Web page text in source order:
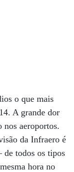
o que mais
A grande dor
nos aeroportos.
da Infraero é
de todos os tipos
hora no